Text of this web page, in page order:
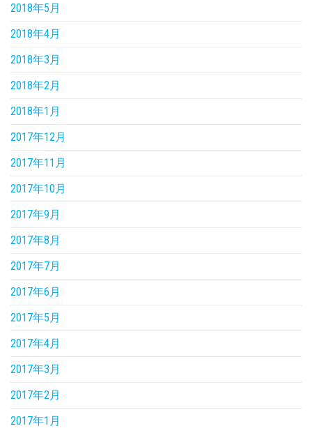
2018年5月
2018年4月
2018年3月
2018年2月
2018年1月
2017年12月
2017年11月
2017年10月
2017年9月
2017年8月
2017年7月
2017年6月
2017年5月
2017年4月
2017年3月
2017年2月
2017年1月